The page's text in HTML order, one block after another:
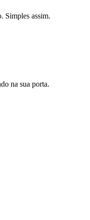
Simples assim.
na sua porta.